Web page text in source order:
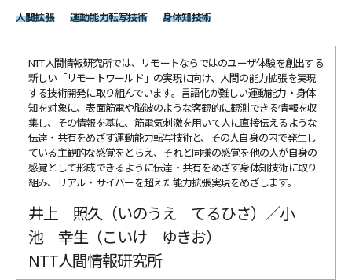
人間拡張 運動能力転写技術 身体知技術
NTT人間情報研究所では、リモートならではのユーザ体験を創出する
新しい「リモートワールド」の実現に向け、人間の能力拡張を実現
する技術開発に取り組んでいます。言語化が難しい運動能力・身体
知を対象に、表面筋電や脳波のような客観的に観測できる情報を収
集し、その情報を基に、筋電気刺激を用いて人に直接伝えるような
伝達・共有をめざす運動能力転写技術と、その人自身の内で発生し
ている主観的な感覚をとらえ、それと同様の感覚を他の人が自身の
感覚として形成できるように伝達・共有をめざす身体知技術に取り
組み、リアル・サイバーを超えた能力拡張実現をめざします。
井上 照久（いのうえ てるひさ）／小
池 幸生（こいけ ゆきお）
NTT人間情報研究所